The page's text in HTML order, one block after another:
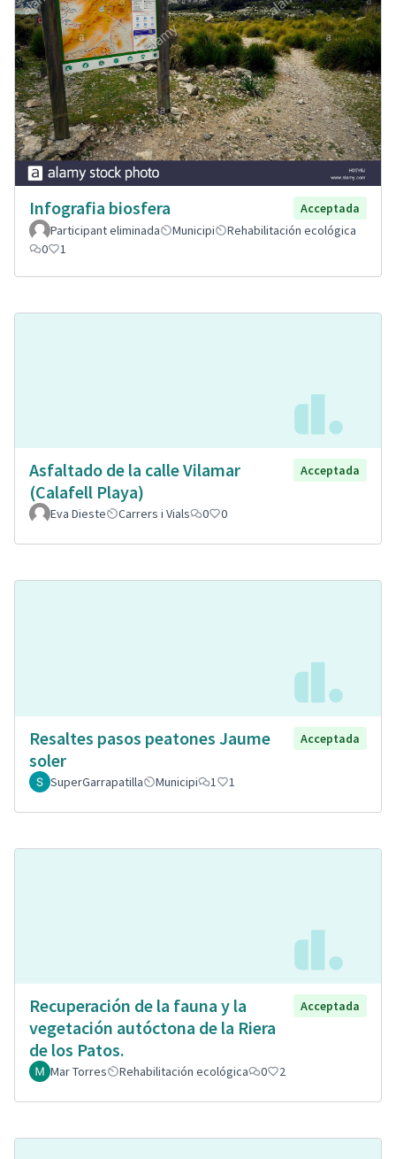
Infografia biosfera
Acceptada
Participant eliminada
Municipi
Rehabilitación ecológica
0
1
Asfaltado de la calle Vilamar
(Calafell Playa)
Acceptada
Eva Dieste Carrers i Vials 0 0
Resaltes pasos peatones Jaume
soler
Acceptada
SuperGarrapatilla Municipi 1 1
Recuperación de la fauna y la
vegetación autóctona de la Riera
de los Patos.
Acceptada
Mar Torres Rehabilitación ecológica 0 2